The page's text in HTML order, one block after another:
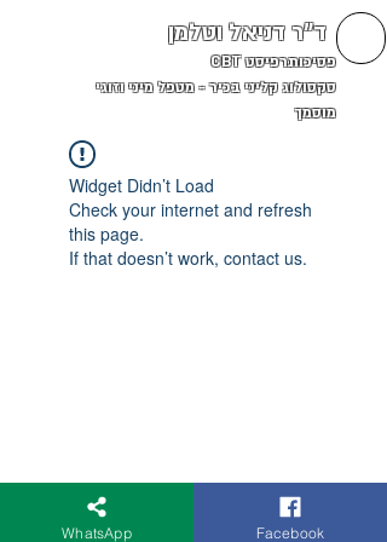
ד"ר דניאל וטלמן
פסיכותרפיסט CBT
סקסולוג קליני בכיר - מטפל מיני וזוגי
מוסמך
Widget Didn’t Load
Check your internet and refresh
this page.
If that doesn’t work, contact us.
WhatsApp Facebook